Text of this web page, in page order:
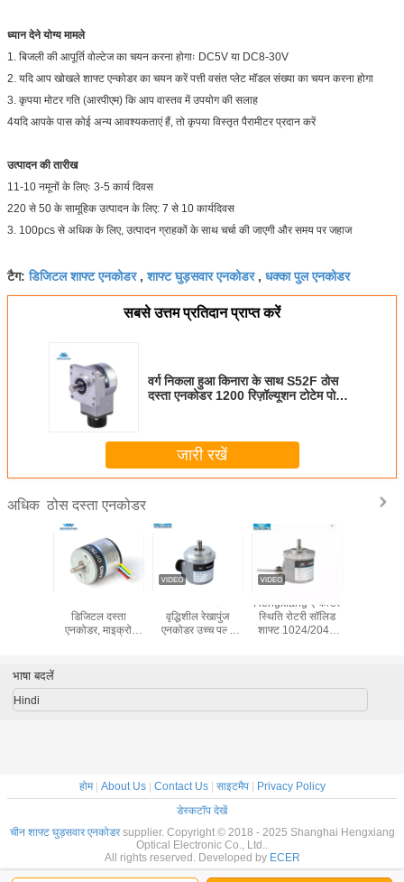
ध्यान देने योग्य मामले
1. बिजली की आपूर्ति वोल्टेज का चयन करना होगाः DC5V या DC8-30V
2. यदि आप खोखले शाफ्ट एन्कोडर का चयन करें पत्ती वसंत प्लेट मॉडल संख्या का चयन करना होगा
3. कृपया मोटर गति (आरपीएम) कि आप वास्तव में उपयोग की सलाह
4यदि आपके पास कोई अन्य आवश्यकताएं हैं, तो कृपया विस्तृत पैरामीटर प्रदान करें
उत्पादन की तारीख
11-10 नमूनों के लिएः 3-5 कार्य दिवस
220 से 50 के सामूहिक उत्पादन के लिए: 7 से 10 कार्यदिवस
3. 100pcs से अधिक के लिए, उत्पादन ग्राहकों के साथ चर्चा की जाएगी और समय पर जहाज
टैग:डिजिटल शाफ्ट एनकोडर,शाफ्ट घुड़सवार एनकोडर, धक्का पुल एनकोडर
सबसे उत्तम प्रतिदान प्राप्त करें
वर्ग निकला हुआ किनारा के साथ S52F ठोस
दस्ता एनकोडर 1200 रिज़ॉल्यूशन टोटेम पोल
जारी रखें
अधिक ठोस दस्ता एनकोडर
डिजिटल दस्ता
एनकोडर, माइक्रो
वृद्धिशील रेखापुंज
एनकोडर उच्च पल्स
Hengxiang एन्कोडर
स्थिति रोटरी सॉलिड
शाफ्ट 1024/2048
भाषा बदलें
Hindi
होम| About Us| Contact Us| साइटमैप|
Privacy Policy
डेस्कटॉप देखें
चीन शाफ्ट घुड़सवार एनकोडरsupplier. Copyright © 2018 - 2025 Shanghai Hengxiang
Optical Electronic Co., Ltd..
All rights reserved. Developed by ECER